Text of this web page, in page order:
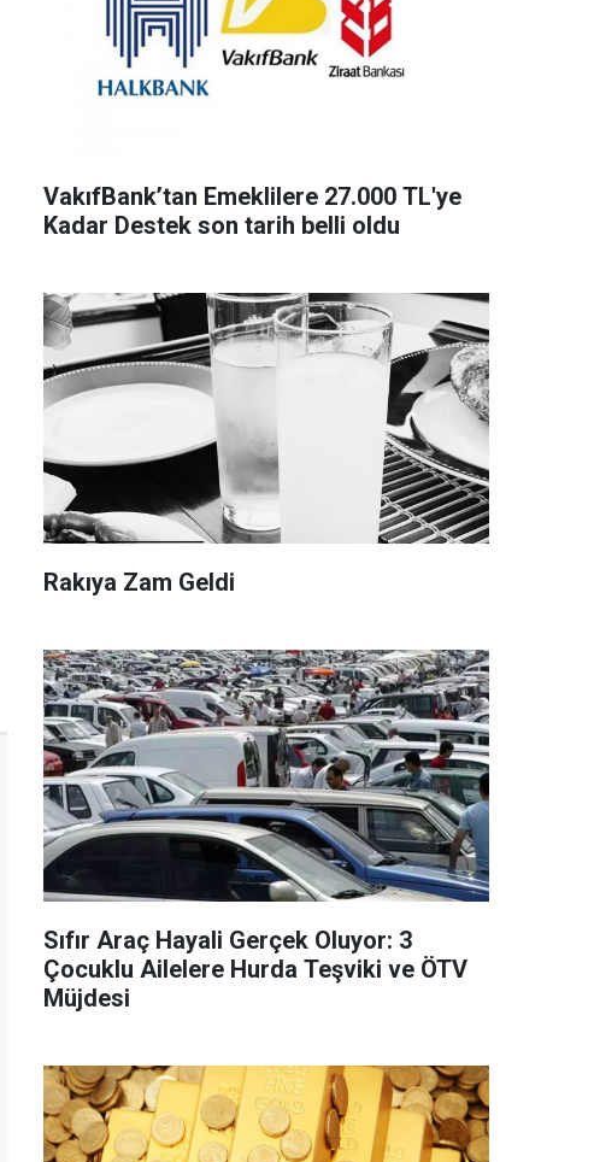
VakıfBank’tan Emeklilere 27.000 TL'ye
Kadar Destek son tarih belli oldu
Rakıya Zam Geldi
Sıfır Araç Hayali Gerçek Oluyor: 3
Çocuklu Ailelere Hurda Teşviki ve ÖTV
Müjdesi